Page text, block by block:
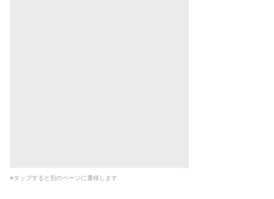
※タップすると別のページに遷移します